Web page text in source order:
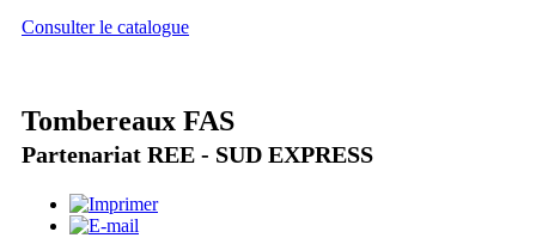
Consulter le catalogue
Tombereaux FAS
Partenariat REE - SUD EXPRESS